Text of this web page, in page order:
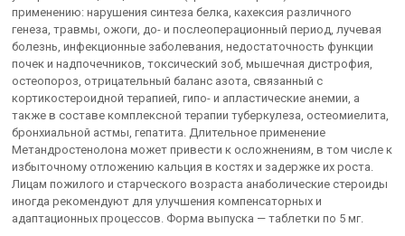
применению: нарушения синтеза белка, кахексия различного
генеза, травмы, ожоги, до- и послеоперационный период, лучевая
болезнь, инфекционные заболевания, недостаточность функции
почек и надпочечников, токсический зоб, мышечная дистрофия,
остеопороз, отрицательный баланс азота, связанный с
кортикостероидной терапией, гипо- и апластические анемии, а
также в составе комплексной терапии туберкулеза, остеомиелита,
бронхиальной астмы, гепатита. Длительное применение
Метандростенолона может привести к осложнениям, в том числе к
избыточному отложению кальция в костях и задержке их роста.
Лицам пожилого и старческого возраста анаболические стероиды
иногда рекомендуют для улучшения компенсаторных и
адаптационных процессов. Форма выпуска — таблетки по 5 мг.